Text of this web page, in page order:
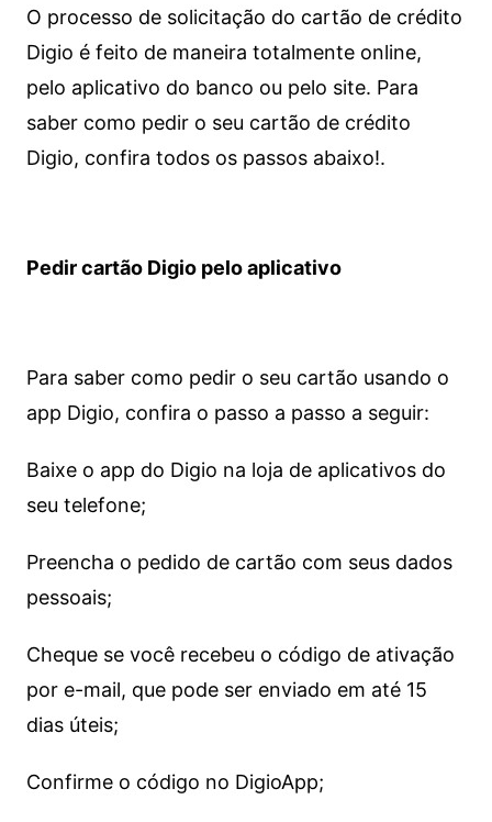
O processo de solicitação do cartão de crédito
Digio é feito de maneira totalmente online,
pelo aplicativo do banco ou pelo site. Para
saber como pedir o seu cartão de crédito
Digio, confira todos os passos abaixo!.
Pedir cartão Digio pelo aplicativo
Para saber como pedir o seu cartão usando o
app Digio, confira o passo a passo a seguir:
Baixe o app do Digio na loja de aplicativos do
seu telefone;
Preencha o pedido de cartão com seus dados
pessoais;
Cheque se você recebeu o código de ativação
por e-mail, que pode ser enviado em até 15
dias úteis;
Confirme o código no DigioApp;